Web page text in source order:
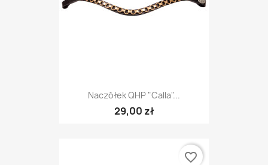
Naczółek QHP "Calla"...
29,00 zł
favorite_border